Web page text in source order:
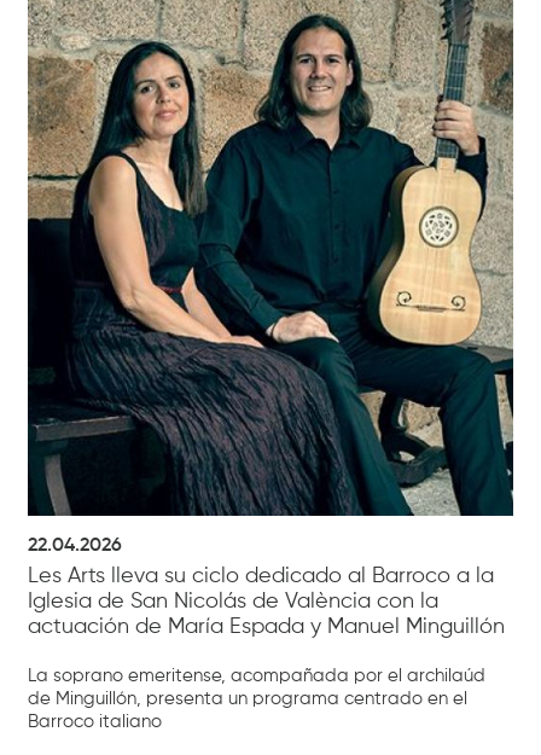
22.04.2026
Les Arts lleva su ciclo dedicado al Barroco a la
Iglesia de San Nicolás de València con la
actuación de María Espada y Manuel Minguillón
La soprano emeritense, acompañada por el archilaúd
de Minguillón, presenta un programa centrado en el
Barroco italiano